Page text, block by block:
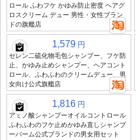
ロール ふわフケ かゆみ防止密度 ヘアグ
ロスクリーム デュー 男性・女性ブラン
ドの旗艦店
1,579 円
セレン二硫化物毛包シャンプー、フケ防
止、かゆみ止めシャンプー、ヘアコント
ロール、ふわふわのクリームデュー、男
女向け公式旗艦店
1,816 円
アミノ酸シャンプーオイルコントロール
ふわふわのフケ止めかゆみ直しシャンプ
ーバーム公式ブランドの男女用セット